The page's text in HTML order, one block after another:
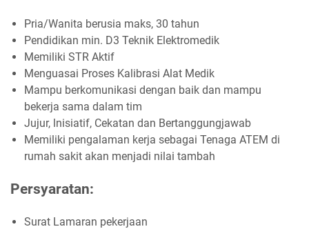
Pria/Wanita berusia maks, 30 tahun
Pendidikan min. D3 Teknik Elektromedik
Memiliki STR Aktif
Menguasai Proses Kalibrasi Alat Medik
Mampu berkomunikasi dengan baik dan mampu
bekerja sama dalam tim
Jujur, lnisiatif, Cekatan dan Bertanggungjawab
Memiliki pengalaman kerja sebagai Tenaga ATEM di
rumah sakit akan menjadi nilai tambah
Persyaratan:
Surat Lamaran pekerjaan